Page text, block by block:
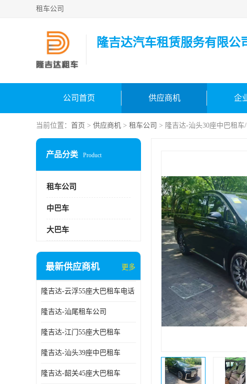
租车公司
隆吉达汽车租赁服务有限公
公司首页 供应商机 企
当前位置： 首页 > 供应商机 > 租车公司 > 隆吉达-汕头30座中巴租
产品分类 Product
租车公司
中巴车
大巴车
最新供应商机 更多
隆吉达-云浮55座大巴租车电话
隆吉达-汕尾租车公司
隆吉达-江门55座大巴租车
隆吉达-汕头39座中巴租车
隆吉达-韶关45座大巴租车